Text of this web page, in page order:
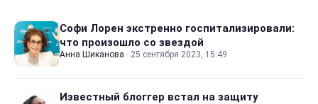
Софи Лорен экстренно госпитализировали:
что произошло со звездой
Анна Шиканова · 25 сентября 2023, 15:49
Известный блоггер встал на защиту